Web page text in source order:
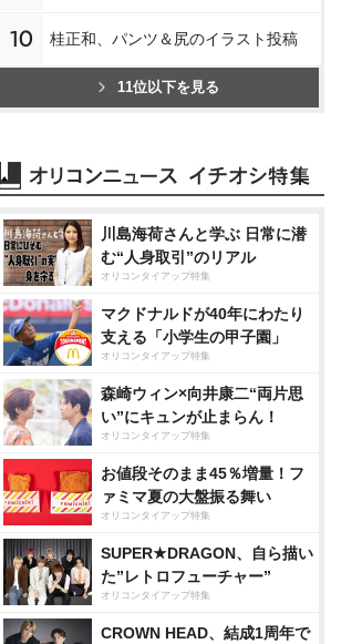
10 桂正和、パンツ＆尻のイラスト投稿
11位以下を見る
川島海荷さんと学ぶ 日常に潜
む“人身取引”のリアル
オリコンタイアップ特集
マクドナルドが40年にわたり
支える「小学生の甲子園」
オリコンタイアップ特集
森崎ウィン×向井康二“両片思
い”にキュンが止まらん！
オリコンタイアップ特集
お値段そのまま45％増量！フ
ァミマ夏の大盤振る舞い
オリコンタイアップ特集
SUPER★DRAGON、自ら描い
た”レトロフューチャー”
オリコンタイアップ特集
CROWN HEAD、結成1周年で